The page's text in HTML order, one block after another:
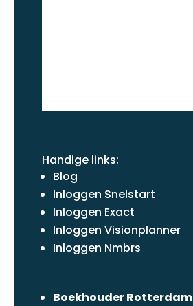
Handige links:
Blog
Inloggen Snelstart
Inloggen Exact
Inloggen Visionplanner
Inloggen Nmbrs
Boekhouder Rotterdam